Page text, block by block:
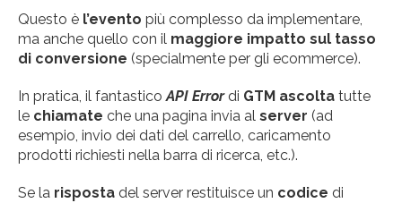
Questo è l’evento più complesso da implementare,
ma anche quello con il maggiore impatto sul tasso
di conversione (specialmente per gli ecommerce).
In pratica, il fantasticoAPI Error di GTM ascolta tutte
le chiamate che una pagina invia al server (ad
esempio, invio dei dati del carrello, caricamento
prodotti richiesti nella barra di ricerca, etc.).
Se la risposta del server restituisce un codice di